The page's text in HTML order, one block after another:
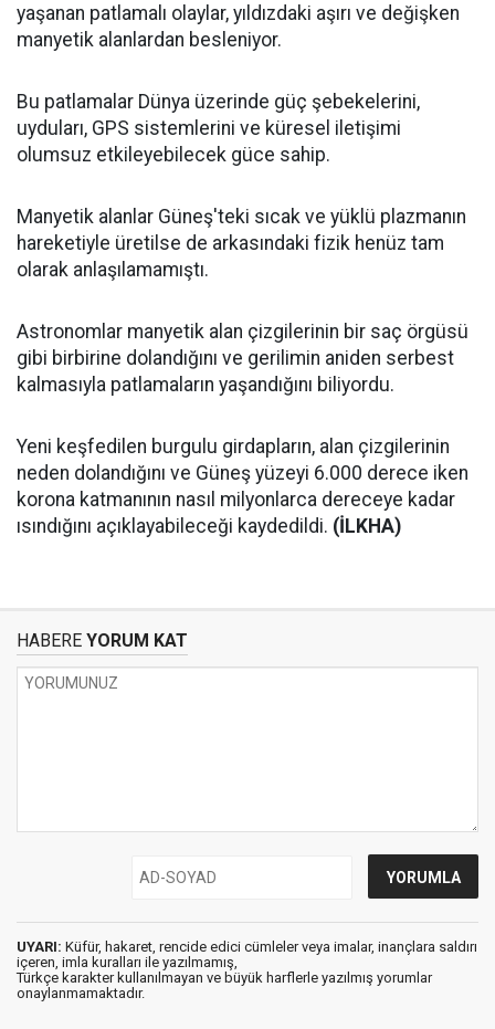
yaşanan patlamalı olaylar, yıldızdaki aşırı ve değişken
manyetik alanlardan besleniyor.
Bu patlamalar Dünya üzerinde güç şebekelerini,
uyduları, GPS sistemlerini ve küresel iletişimi
olumsuz etkileyebilecek güce sahip.
Manyetik alanlar Güneş'teki sıcak ve yüklü plazmanın
hareketiyle üretilse de arkasındaki fizik henüz tam
olarak anlaşılamamıştı.
Astronomlar manyetik alan çizgilerinin bir saç örgüsü
gibi birbirine dolandığını ve gerilimin aniden serbest
kalmasıyla patlamaların yaşandığını biliyordu.
Yeni keşfedilen burgulu girdapların, alan çizgilerinin
neden dolandığını ve Güneş yüzeyi 6.000 derece iken
korona katmanının nasıl milyonlarca dereceye kadar
ısındığını açıklayabileceği kaydedildi. (İLKHA)
HABERE YORUM KAT
UYARI: Küfür, hakaret, rencide edici cümleler veya imalar, inançlara saldırı
içeren, imla kuralları ile yazılmamış,
Türkçe karakter kullanılmayan ve büyük harflerle yazılmış yorumlar
onaylanmamaktadır.